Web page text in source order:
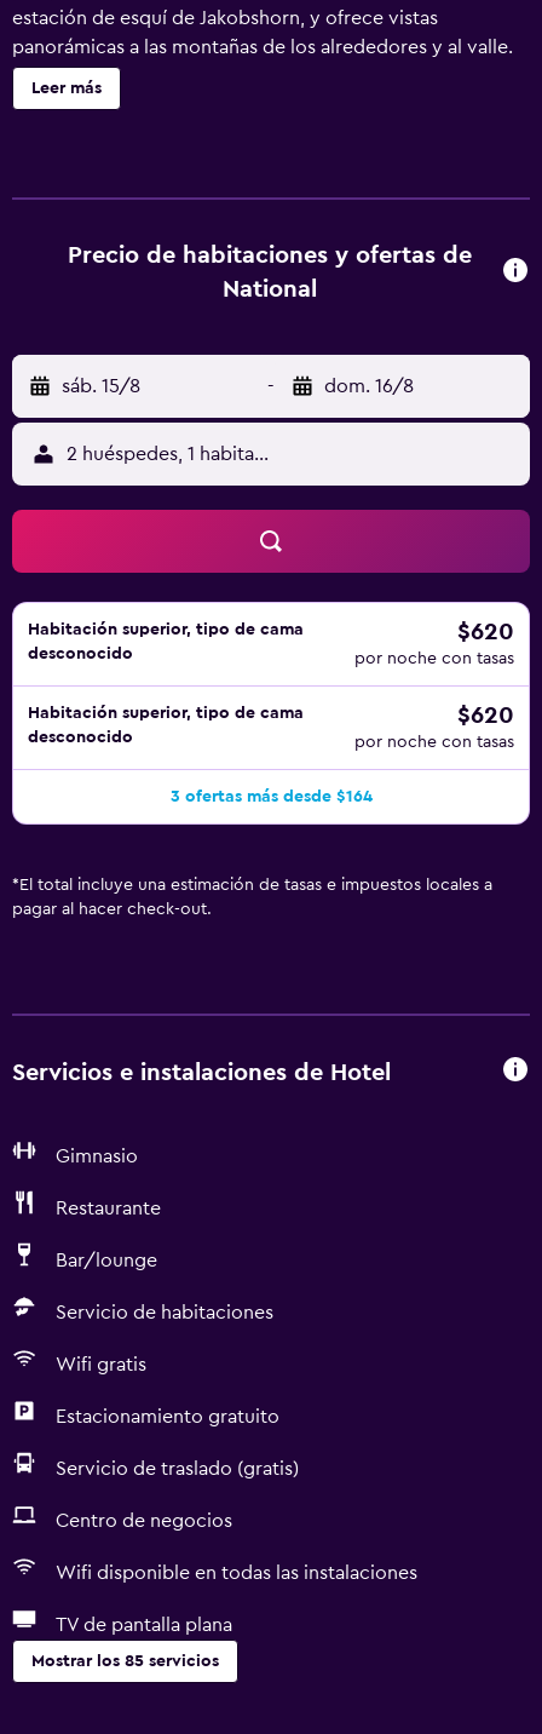
estación de esquí de Jakobshorn, y ofrece vistas
panorámicas a las montañas de los alrededores y al valle.
Ofrece zona de sauna y conexión WiFi gratuita en todo el
edificio. Las instalaciones de spa del National Hotel
parada de autobús con servicio a las estaciones de esquí
de los alrededores. Los huéspedes pueden utilizar los
junto con una tarjeta de huésped.
Leer más
Precio de habitaciones y ofertas de
National
sáb. 15/8 - dom. 16/8
2 huéspedes, 1 habitación
Habitación superior, tipo de cama
desconocido
$620
por noche con tasas
Habitación superior, tipo de cama
desconocido
$620
por noche con tasas
3 ofertas más desde $164
* El total incluye una estimación de tasas e impuestos locales a
pagar al hacer check-out.
Servicios e instalaciones de Hotel
Gimnasio
Restaurante
Bar/lounge
Servicio de habitaciones
Wifi gratis
Estacionamiento gratuito
Servicio de traslado (gratis)
Centro de negocios
Wifi disponible en todas las instalaciones
TV de pantalla plana
Mostrar los 85 servicios